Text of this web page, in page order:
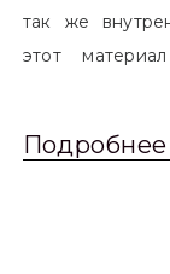
так же
этот
обычный
Подробнее